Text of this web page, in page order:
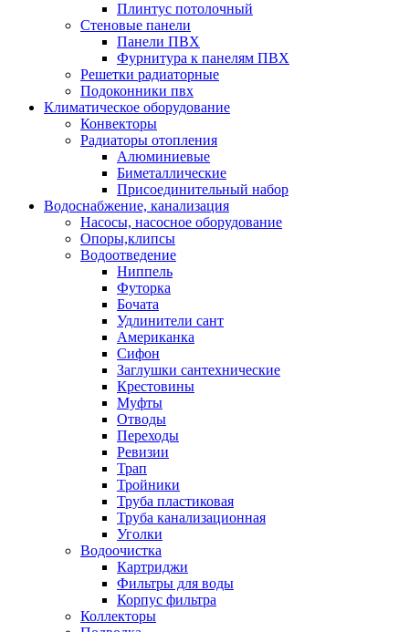
Плинтус потолочный
Стеновые панели
Панели ПВХ
Фурнитура к панелям ПВХ
Решетки радиаторные
Подоконники пвх
Климатическое оборудование
Конвекторы
Радиаторы отопления
Алюминиевые
Биметаллические
Присоединительный набор
Водоснабжение, канализация
Насосы, насосное оборудование
Опоры,клипсы
Водоотведение
Ниппель
Футорка
Бочата
Удлинители сант
Американка
Сифон
Заглушки сантехнические
Крестовины
Муфты
Отводы
Переходы
Ревизии
Трап
Тройники
Труба пластиковая
Труба канализационная
Уголки
Водоочистка
Картриджи
Фильтры для воды
Корпус фильтра
Коллекторы